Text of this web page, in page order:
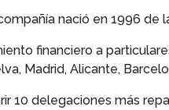
nació en 1996 de
financiero a
Madrid, Alicante,
10 delegaciones más